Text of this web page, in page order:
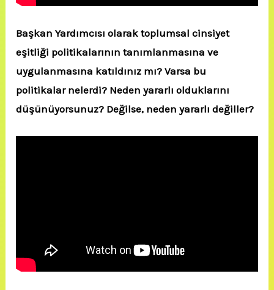
Başkan Yardımcısı olarak toplumsal cinsiyet
eşitliği politikalarının tanımlanmasına ve
uygulanmasına katıldınız mı? Varsa bu
politikalar nelerdi? Neden yararlı olduklarını
düşünüyorsunuz? Değilse, neden yararlı değiller?